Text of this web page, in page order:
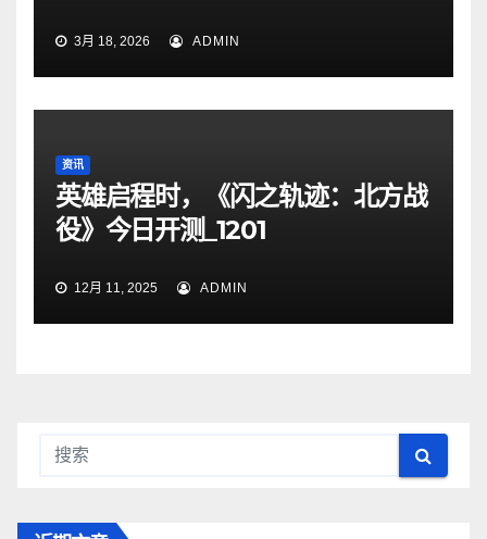
3月 18, 2026 ADMIN
资讯
英雄启程时，《闪之轨迹：北方战
役》今日开测_1201
12月 11, 2025 ADMIN